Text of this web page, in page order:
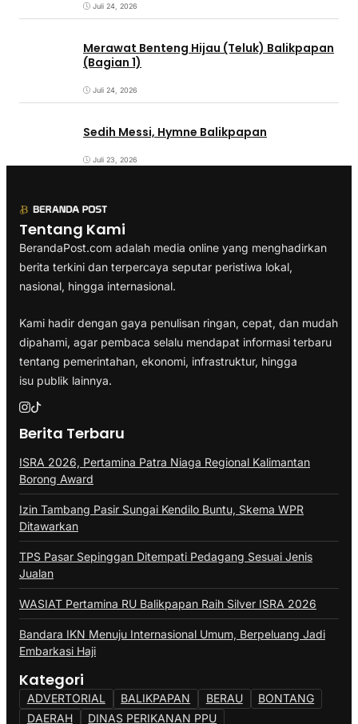
Juli 24, 2026
Merawat Benteng Hijau (Teluk) Balikpapan
(Bagian 1)
Juli 24, 2026
Sedih Messi, Hymne Balikpapan
Juli 23, 2026
Tentang Kami
BerandaPost.com adalah media online yang menghadirkan
berita terkini dan terpercaya seputar peristiwa lokal,
nasional, hingga internasional.
Kami hadir dengan gaya penulisan ringan, cepat, dan mudah
dipahami, agar pembaca selalu mendapat informasi terbaru
tentang pemerintahan, ekonomi, infrastruktur, hingga
isu publik lainnya.
Berita Terbaru
ISRA 2026, Pertamina Patra Niaga Regional Kalimantan
Borong Award
Izin Tambang Pasir Sungai Kendilo Buntu, Skema WPR
Ditawarkan
TPS Pasar Sepinggan Ditempati Pedagang Sesuai Jenis
Jualan
WASIAT Pertamina RU Balikpapan Raih Silver ISRA 2026
Bandara IKN Menuju Internasional Umum, Berpeluang Jadi
Embarkasi Haji
Kategori
ADVERTORIAL BALIKPAPAN BERAU
BONTANG
DAERAH
DINAS PERIKANAN PPU